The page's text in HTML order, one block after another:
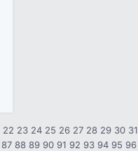
22 23 24 25 26 27 28 29 30 31
87 88 89 90 91 92 93 94 95 96